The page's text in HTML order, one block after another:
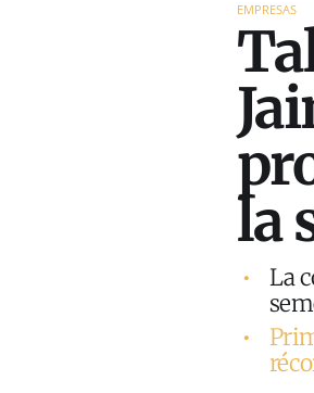
EMPRESAS
la
La